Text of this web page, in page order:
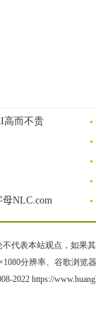
高而不贵
NLC.com
代表本站观点，如果
分辨率、谷歌浏览
2022 https://